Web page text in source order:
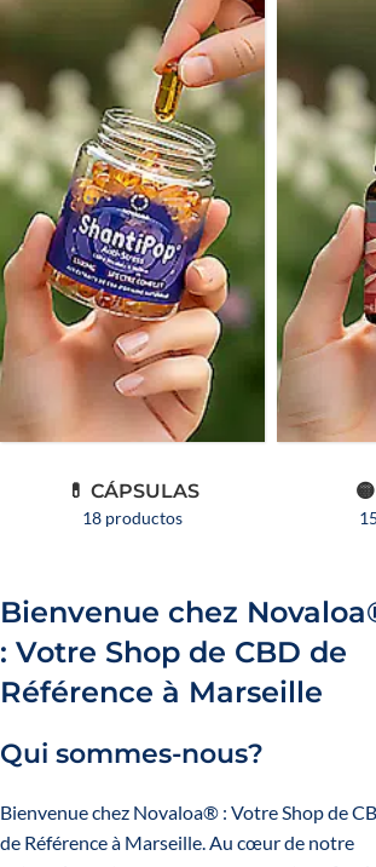
💊 CÁPSULAS
18 productos
Bienvenue chez
: Votre Shop de CBD de
Référence à Marseille
Qui sommes-nous?
Bienvenue chez Novaloa® : Votre Shop de
de Référence à Marseille. Au cœur de notre